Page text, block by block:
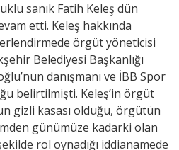
sanık Fatih Keleş dün
etti. Keleş hakkında
örgüt yöneticisi
Belediyesi Başkanlığı
danışmanı ve İBB Spor
belirtilmişti. Keleş’in örgüt
gizli kasası olduğu, örgütün
günümüze kadarki olan
rol oynadığı iddianamede